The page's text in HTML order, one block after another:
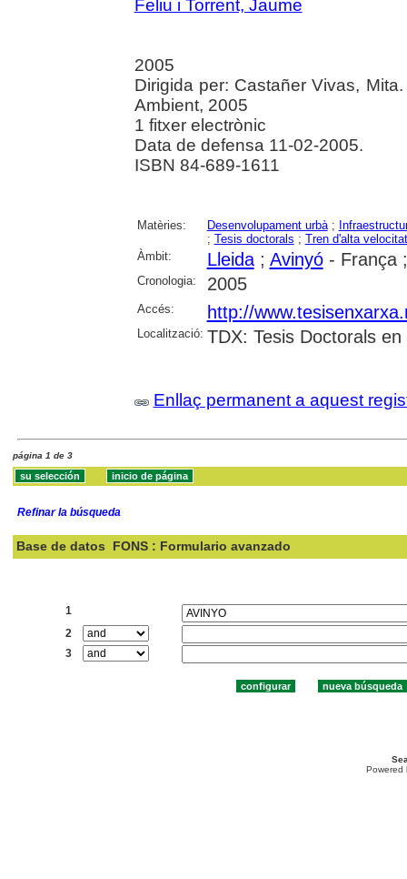
Feliu i Torrent, Jaume
2005
Dirigida per: Castañer Vivas,
Ambient, 2005
1 fitxer electrònic
Data de defensa 11-02-2005.
ISBN 84-689-1611
Matèries: Desenvolupament urbà;
; Tesis doctorals ; Tren d'alta velocitat
Àmbit:
Lleida; Avinyó- França
Cronologia: 2005
Accés: http://
Localització: TDX: Tesis Doctorals en
Enllaç permanent a aquest
página 1 de 3
Refinar la búsqueda
Base de datos FONS : Formulario avanzado
1
2
3